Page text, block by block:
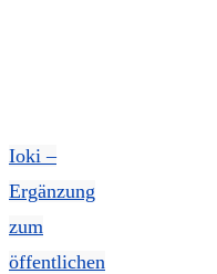
Ioki –
Ergänzung
zum
öffentlichen